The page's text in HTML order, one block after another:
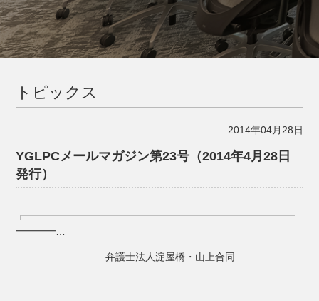
トピックス
2014年04月28日
YGLPCメールマガジン第23号（2014年4月28日
発行）
┏━━━━━━━━━━━━━━━━━━━━━━━━━━━
━━━━…
弁護士法人淀屋橋・山上合同